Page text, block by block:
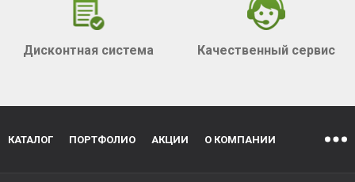
Дисконтная система Качественный сервис
КАТАЛОГ ПОРТФОЛИО АКЦИИ О КОМПАНИИ